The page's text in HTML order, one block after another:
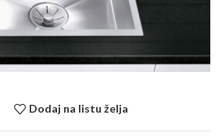
Dodaj na listu želja